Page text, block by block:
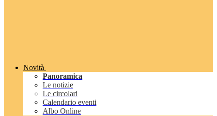
Novità
Panoramica
Le notizie
Le circolari
Calendario eventi
Albo Online